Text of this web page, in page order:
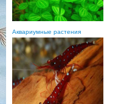
Аквариумные растения